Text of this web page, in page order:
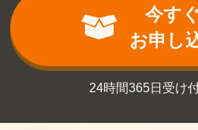
今す
お申し
24時間365日受け